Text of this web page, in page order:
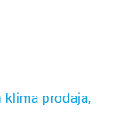
klima prodaja,